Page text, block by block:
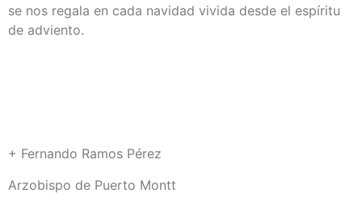
se nos regala en cada navidad vivida desde el espíritu
de adviento.
+ Fernando Ramos Pérez
Arzobispo de Puerto Montt